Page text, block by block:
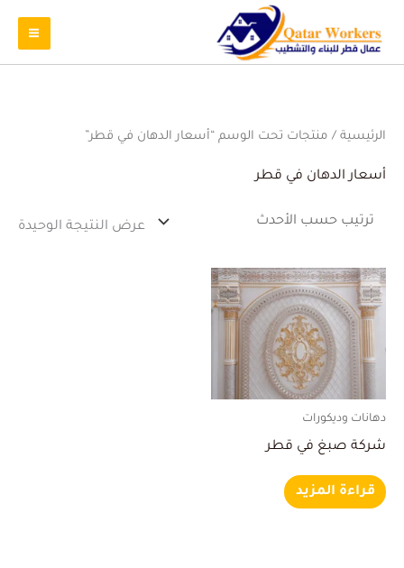
الرئيسية / منتجات تحت الوسم “أسعار الدهان في قطر”
أسعار الدهان في قطر
عرض النتيجة الوحيدة
دهانات وديكورات
شركة صبغ في قطر
قراءة المزيد